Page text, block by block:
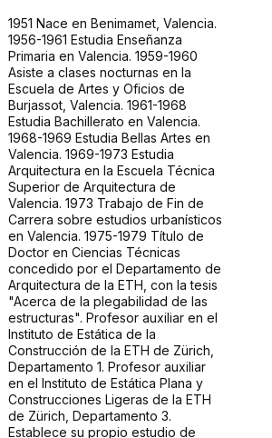
1951 Nace en Benimamet, Valencia.
1956-1961 Estudia Enseñanza
Primaria en Valencia. 1959-1960
Asiste a clases nocturnas en la
Escuela de Artes y Oficios de
Burjassot, Valencia. 1961-1968
Estudia Bachillerato en Valencia.
1968-1969 Estudia Bellas Artes en
Valencia. 1969-1973 Estudia
Arquitectura en la Escuela Técnica
Superior de Arquitectura de
Valencia. 1973 Trabajo de Fin de
Carrera sobre estudios urbanísticos
en Valencia. 1975-1979 Título de
Doctor en Ciencias Técnicas
concedido por el Departamento de
Arquitectura de la ETH, con la tesis
"Acerca de la plegabilidad de las
estructuras". Profesor auxiliar en el
Instituto de Estática de la
Construcción de la ETH de Zürich,
Departamento 1. Profesor auxiliar
en el Instituto de Estática Plana y
Construcciones Ligeras de la ETH
de Zürich, Departamento 3.
Establece su propio estudio de